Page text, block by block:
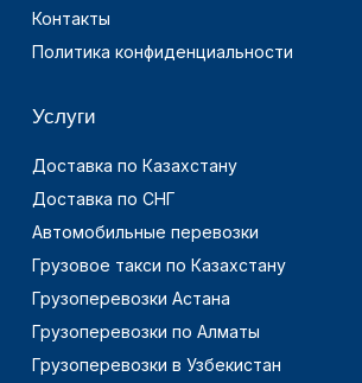
Контакты
Политика конфиденциальности
Услуги
Доставка по Казахстану
Доставка по СНГ
Автомобильные перевозки
Грузовое такси по Казахстану
Грузоперевозки Астана
Грузоперевозки по Алматы
Грузоперевозки в Узбекистан